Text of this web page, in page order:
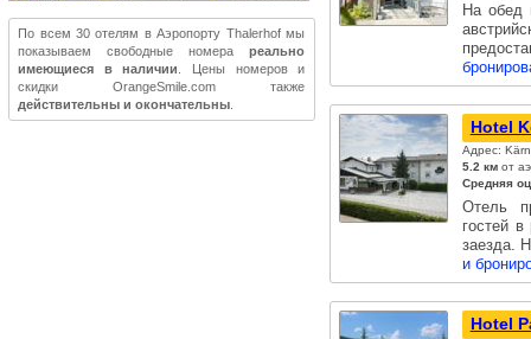
По всем 30 отелям в Аэропорту Thalerhof мы
показываем свободные номерареально
имеющиеся в наличии
. Цены номеров и
скидки OrangeSmile.com также
действительны и окончательны
На обед
Hotel
Адрес:
5.2 кмот
Средняя
Отель
гостей
заезда.
и
Hotel